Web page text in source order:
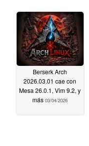
Berserk Arch
2026.03.01 cae con
Mesa 26.0.1, Vim 9.2, y
más 03/04/2026